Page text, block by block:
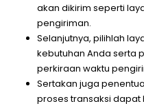
akan dikirim seperti
pengiriman.
Selanjutnya, pilihlah
kebutuhan Anda serta
perkiraan waktu
Sertakan juga
proses transaksi